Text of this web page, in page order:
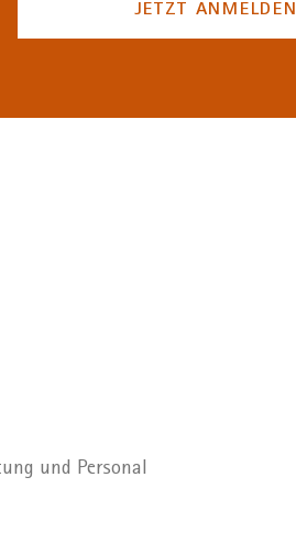
JETZT ANMELDEN
und Personal